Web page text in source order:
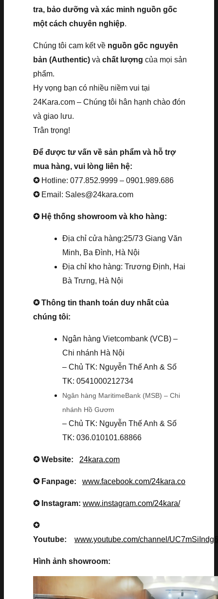
tra, bảo dưỡng và xác minh nguồn gốc
một cách chuyên nghiệp.
Chúng tôi cam kết về nguồn gốc nguyên
bản (Authentic) và chất lượng của mọi sản
phẩm.
Hy vọng bạn có nhiều niềm vui tại
24Kara.com – Chúng tôi hân hạnh chào đón
và giao lưu.
Trân trọng!
Để được tư vấn về sản phẩm và hỗ trợ
mua hàng, vui lòng liên hệ:
✪ Hotline: 077.852.9999 – 0901.989.686
✪ Email: Sales@24kara.com
✪ Hệ thống showroom và kho hàng:
Địa chỉ cửa hàng:25/73 Giang Văn
Minh, Ba Đình, Hà Nội
Địa chỉ kho hàng: Trương Định, Hai
Bà Trưng, Hà Nội
✪ Thông tin thanh toán duy nhất của
chúng tôi:
Ngân hàng Vietcombank (VCB) –
Chi nhánh Hà Nội
– Chủ TK: Nguyễn Thế Anh & Số
TK: 0541000212734
Ngân hàng MaritimeBank (MSB) – Chi
nhánh Hồ Gươm
– Chủ TK: Nguyễn Thế Anh & Số
TK: 036.010101.68866
✪ Website: 24kara.com
✪ Fanpage: www.facebook.com/24kara.co
✪ Instagram: www.instagram.com/24kara/
✪
Youtube: www.youtube.com/channel/
Hình ảnh showroom: